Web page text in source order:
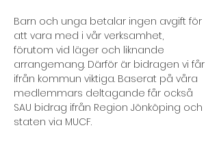
Barn och unga betalar ingen avgift för
att vara med i vår verksamhet,
förutom vid läger och liknande
arrangemang. Därför är bidragen vi får
ifrån kommun viktiga. Baserat på våra
medlemmars deltagande får också
SAU bidrag ifrån Region Jönköping och
staten via MUCF.